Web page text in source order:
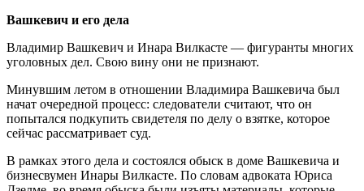
Вашкевич и его дела
Владимир Вашкевич и Инара Вилкасте — фигуранты многих
уголовных дел. Свою вину они не признают.
Минувшим летом в отношении Владимира Вашкевича был
начат очередной процесс: следователи считают, что он
попытался подкупить свидетеля по делу о взятке, которое
сейчас рассматривает суд.
В рамках этого дела и состоялся обыск в доме Вашкевича и
бизнесвумен Инары Вилкасте. По словам адвоката Юриса